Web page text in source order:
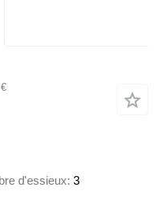
d'essieux 3